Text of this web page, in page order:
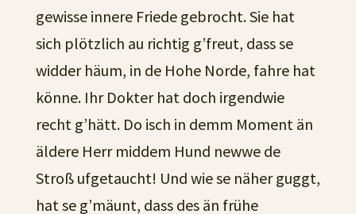
gewisse innere Friede gebrocht. Sie hat
sich plötzlich au richtig g’freut, dass se
widder häum, in de Hohe Norde, fahre hat
könne. Ihr Dokter hat doch irgendwie
recht g’hätt. Do isch in demm Moment än
äldere Herr middem Hund newwe de
Stroß ufgetaucht! Und wie se näher guggt,
hat se g’mäunt, dass des än frühe